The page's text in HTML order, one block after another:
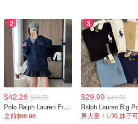
2
$42.28 $89.50
Polo Ralph Lauren French Terry 女童连帽卫衣 7-16码
之前$66.96
3
$29.99 $49.50
男大童！L/XL妹子